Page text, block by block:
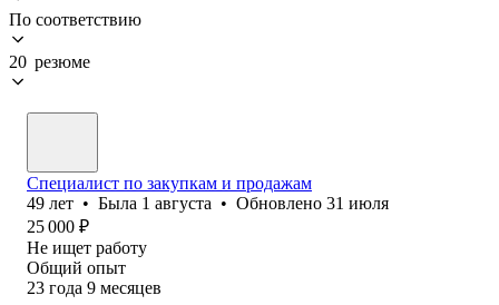
По соответствию
20 резюме
Специалист по закупкам и продажам
49 лет • Была 1 августа • Обновлено 31 июля
25 000 ₽
Не ищет работу
Общий опыт
23 года 9 месяцев